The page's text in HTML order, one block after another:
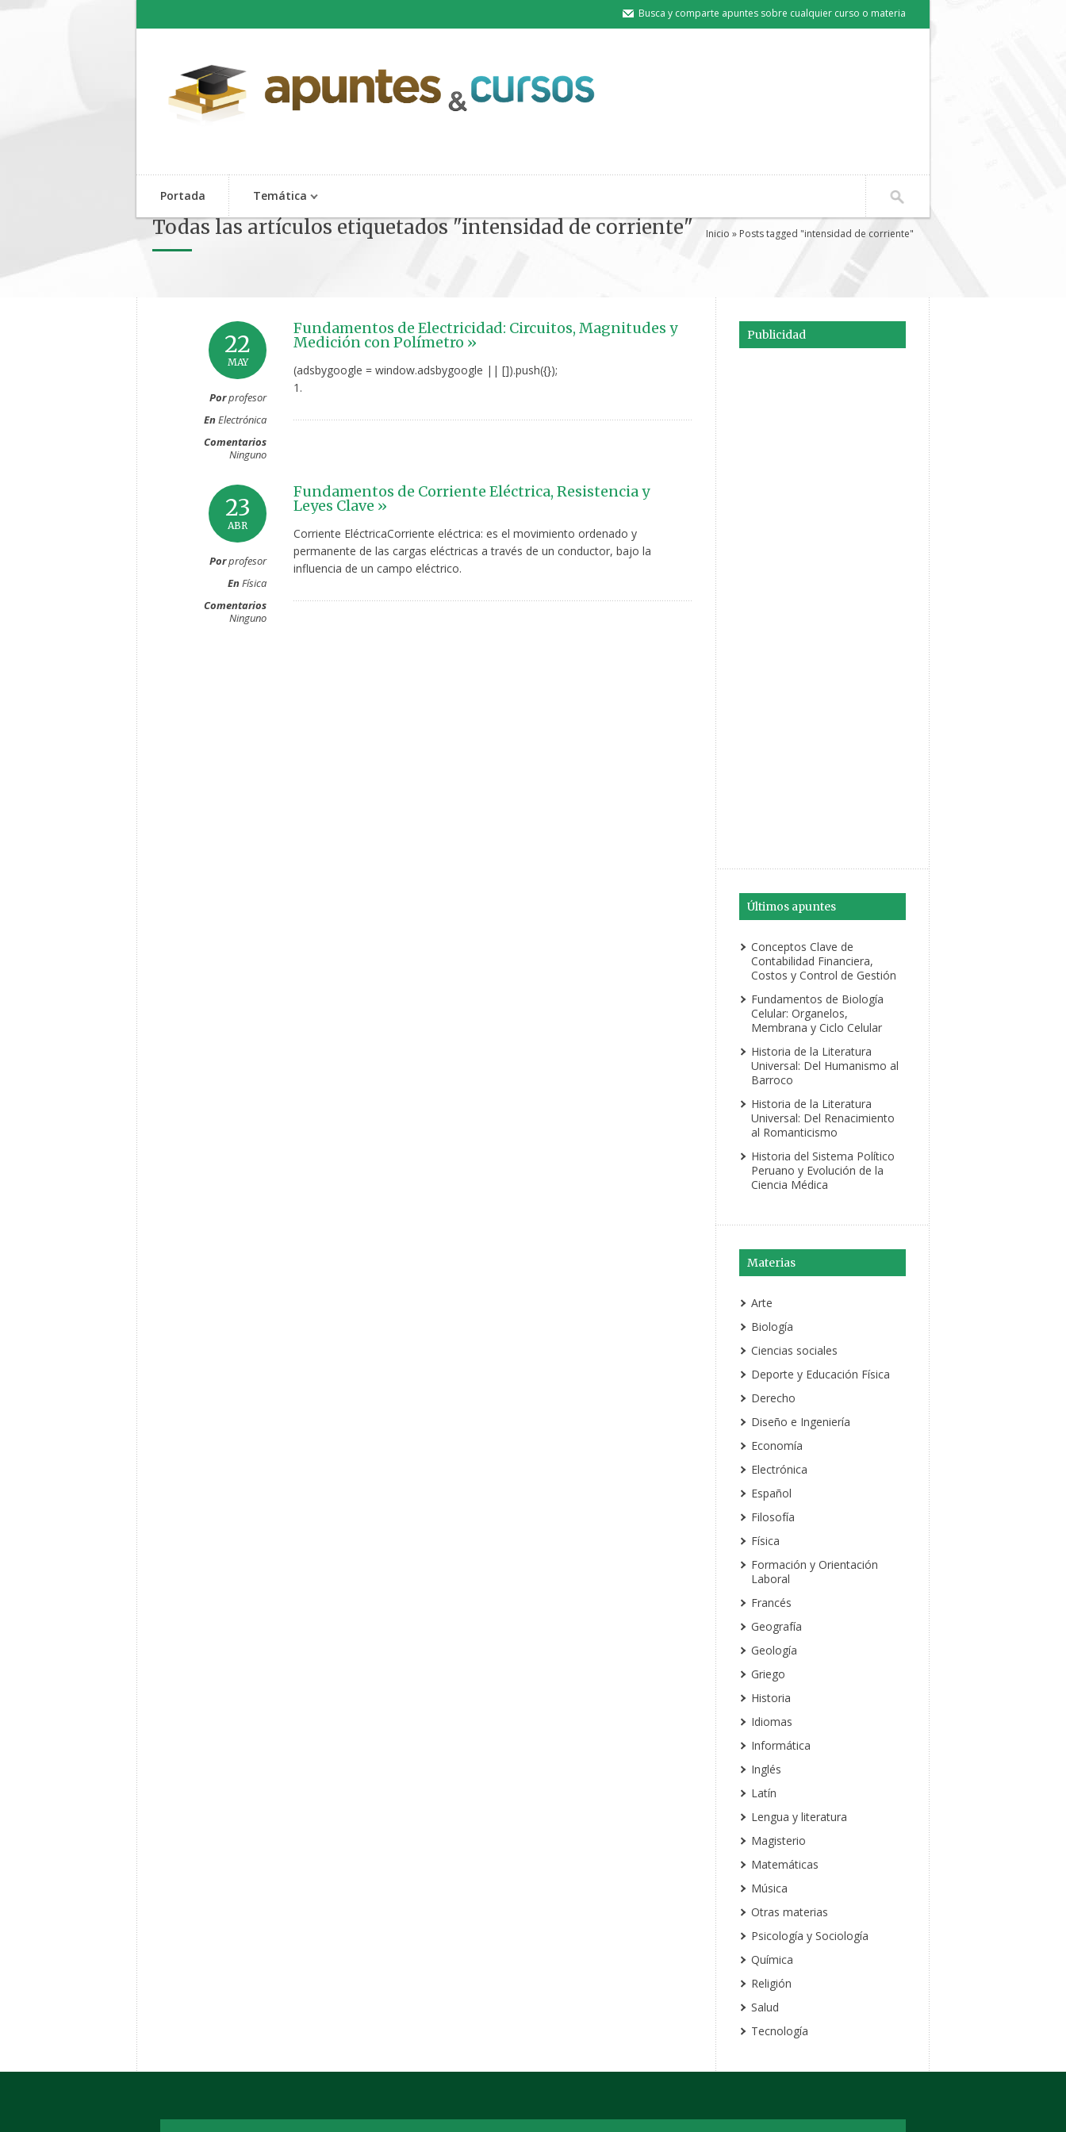
Busca y comparte apuntes sobre cualquier curso o materia
Portada Temática
Todas las artículos etiquetados "intensidad de corriente" Inicio » Posts tagged "intensidad de corriente"
22
MAY
Porprofesor
EnElectrónica
Comentarios
Ninguno
Fundamentos de Electricidad: Circuitos, Magnitudes y
Medición con Polímetro »
(adsbygoogle = window.adsbygoogle || []).push({});
1.
23
ABR
Porprofesor
EnFísica
Comentarios
Ninguno
Fundamentos de Corriente Eléctrica, Resistencia y
Leyes Clave »
Corriente EléctricaCorriente eléctrica: es el movimiento ordenado y
permanente de las cargas eléctricas a través de un conductor, bajo la
influencia de un campo eléctrico.
Publicidad
Últimos apuntes
Conceptos Clave de
Contabilidad Financiera,
Costos y Control de Gestión
Fundamentos de Biología
Celular: Organelos,
Membrana y Ciclo Celular
Historia de la Literatura
Universal: Del Humanismo al
Barroco
Historia de la Literatura
Universal: Del Renacimiento
al Romanticismo
Historia del Sistema Político
Peruano y Evolución de la
Ciencia Médica
Materias
Arte
Biología
Ciencias sociales
Deporte y Educación Física
Derecho
Diseño e Ingeniería
Economía
Electrónica
Español
Filosofía
Física
Formación y Orientación
Laboral
Francés
Geografía
Geología
Griego
Historia
Idiomas
Informática
Inglés
Latín
Lengua y literatura
Magisterio
Matemáticas
Música
Otras materias
Psicología y Sociología
Química
Religión
Salud
Tecnología